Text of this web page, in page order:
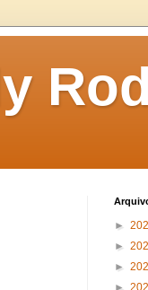
►
►
►
►